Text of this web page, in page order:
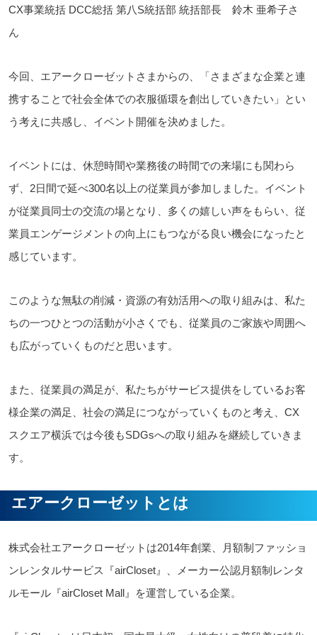
CX事業統括 DCC総括 第八S統括部 統括部長 鈴木 亜希子さ
ん
今回、エアークローゼットさまからの、「さまざまな企業と連
携することで社会全体での衣服循環を創出していきたい」とい
う考えに共感し、イベント開催を決めました。
イベントには、休憩時間や業務後の時間での来場にも関わら
ず、2日間で延べ300名以上の従業員が参加しました。イベント
が従業員同士の交流の場となり、多くの嬉しい声をもらい、従
業員エンゲージメントの向上にもつながる良い機会になったと
感じています。
このような無駄の削減・資源の有効活用への取り組みは、私た
ちの一つひとつの活動が小さくでも、従業員のご家族や周囲へ
も広がっていくものだと思います。
また、従業員の満足が、私たちがサービス提供をしているお客
様企業の満足、社会の満足につながっていくものと考え、CX
スクエア横浜では今後もSDGsへの取り組みを継続していきま
す。
エアークローゼットとは
株式会社エアークローゼットは2014年創業、月額制ファッショ
ンレンタルサービス『airCloset』、メーカー公認月額制レンタ
ルモール『airCloset Mall』を運営している企業。